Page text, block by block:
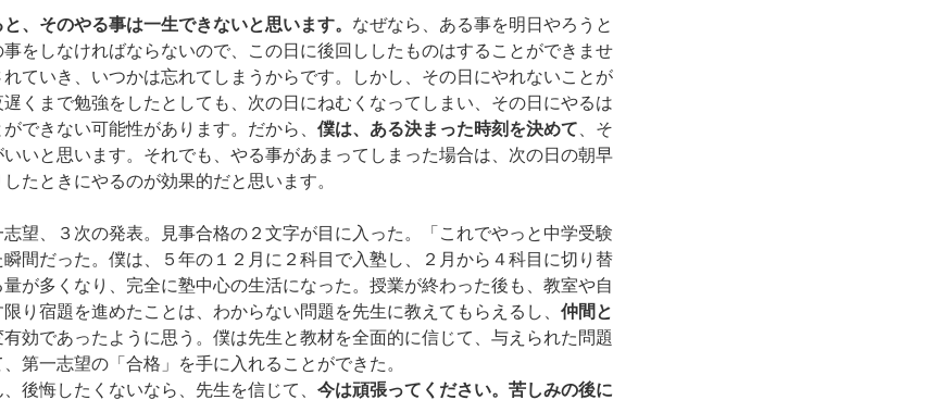
、そのやる事は一生できないと思います。 なぜなら、ある事を明日やろうと
をしなければならないので、この日に後回ししたものはすることができませ
ていき、いつかは忘れてしまうからです。しかし、その日にやれないことが
くまで勉強をしたとしても、次の日にねむくなってしまい、その日にやるは
できない可能性があります。だから、 僕は、ある決まった時刻を決めて 、そ
いと思います。それでも、やる事があまってしまった場合は、次の日の朝早
たときにやるのが効果的だと思います。
望、３次の発表。見事合格の２文字が目に入った。「これでやっと中学受験
間だった。僕は、５年の１２月に２科目で入塾し、２月から４科目に切り替
が多くなり、完全に塾中心の生活になった。授業が終わった後も、教室や自
り宿題を進めたことは、わからない問題を先生に教えてもらえるし、 仲間と
有効であったように思う。僕は先生と教材を全面的に信じて、与えられた問題
第一志望の「合格」を手に入れることができた。
後悔したくないなら、先生を信じて、 今は頑張ってください。苦しみの後に